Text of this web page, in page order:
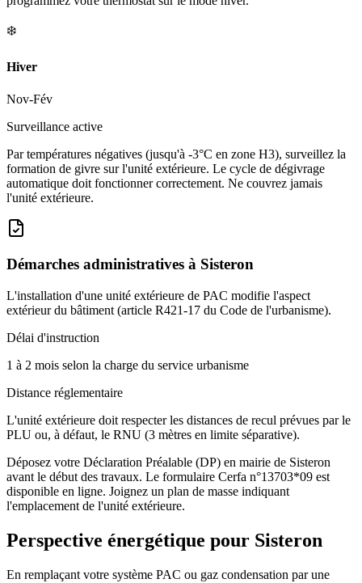
❄️
Hiver
Nov-Fév
Surveillance active
Par températures négatives (jusqu'à -3°C en zone H3), surveillez la
formation de givre sur l'unité extérieure. Le cycle de dégivrage
automatique doit fonctionner correctement. Ne couvrez jamais
l'unité extérieure.
Démarches administratives à Sisteron
L'installation d'une unité extérieure de PAC modifie l'aspect
extérieur du bâtiment (article R421-17 du Code de l'urbanisme).
Délai d'instruction
1 à 2 mois selon la charge du service urbanisme
Distance réglementaire
L'unité extérieure doit respecter les distances de recul prévues par le
PLU ou, à défaut, le RNU (3 mètres en limite séparative).
Déposez votre Déclaration Préalable (DP) en mairie de Sisteron
avant le début des travaux. Le formulaire Cerfa n°13703*09 est
disponible en ligne. Joignez un plan de masse indiquant
l'emplacement de l'unité extérieure.
Perspective énergétique pour Sisteron
En remplaçant votre système PAC ou gaz condensation par une